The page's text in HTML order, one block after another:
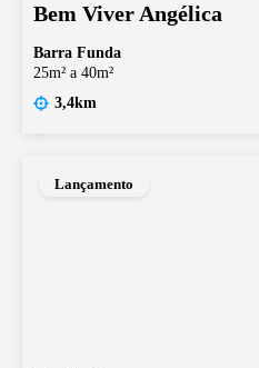
Bem Viver Angélica
Barra Funda
25m² a 40m²
3,4km
Lançamento